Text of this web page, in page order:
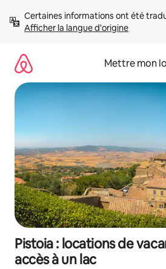
directement
Afficher la langue d'origine
Mettre mon
Pistoia : locations de
accès à un lac